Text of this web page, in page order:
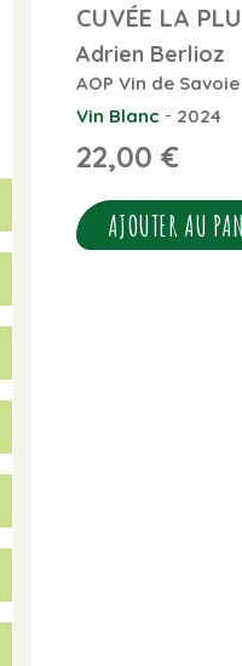
CUVÉE LA
Adrien Berlioz
AOP Vin de
Vin Blanc - 2024
22,00 €
AJOUTER AU